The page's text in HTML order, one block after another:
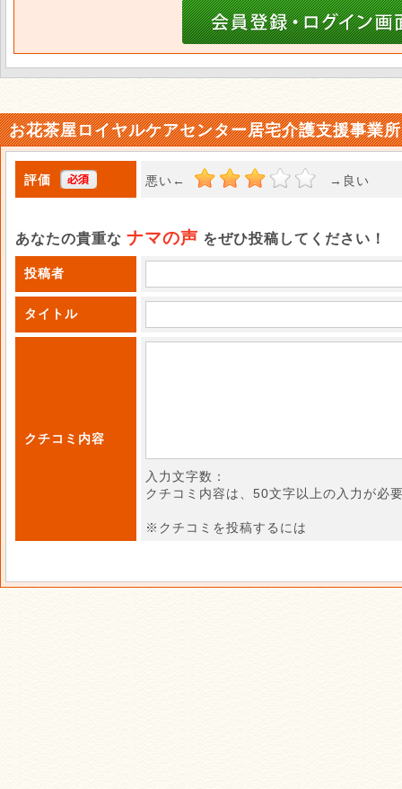
お花茶屋ロイヤルケアセンター居宅介護支援事
評価 悪い← →良い ★
あなたの貴重な ナマの声 をぜひ投稿してください！
投稿者
タイトル
クチコミ内容
入力文字数：
クチコミ内容は、50文字以上の入力が必
※クチコミを投稿するには